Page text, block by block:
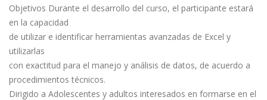
Objetivos Durante el desarrollo del curso, el participante estará
en la capacidad
de utilizar e identificar herramientas avanzadas de Excel y
utilizarlas
con exactitud para el manejo y análisis de datos, de acuerdo a
procedimientos técnicos.
Dirigido a Adolescentes y adultos interesados en formarse en el